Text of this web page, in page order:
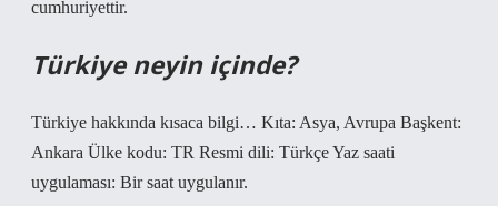
cumhuriyettir.
Türkiye neyin içinde?
Türkiye hakkında kısaca bilgi… Kıta: Asya, Avrupa Başkent:
Ankara Ülke kodu: TR Resmi dili: Türkçe Yaz saati
uygulaması: Bir saat uygulanır.